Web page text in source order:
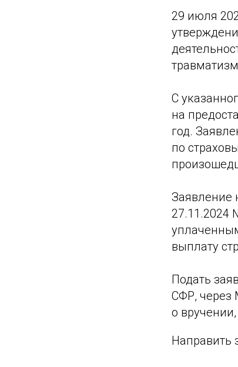
29 июля
С
на
год.
по
Заявление
27.11.2024
выплату
Подать
СФР, через
о
Направить